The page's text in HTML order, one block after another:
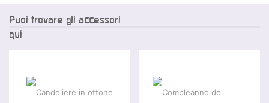
Puoi trovare gli accessori
qui